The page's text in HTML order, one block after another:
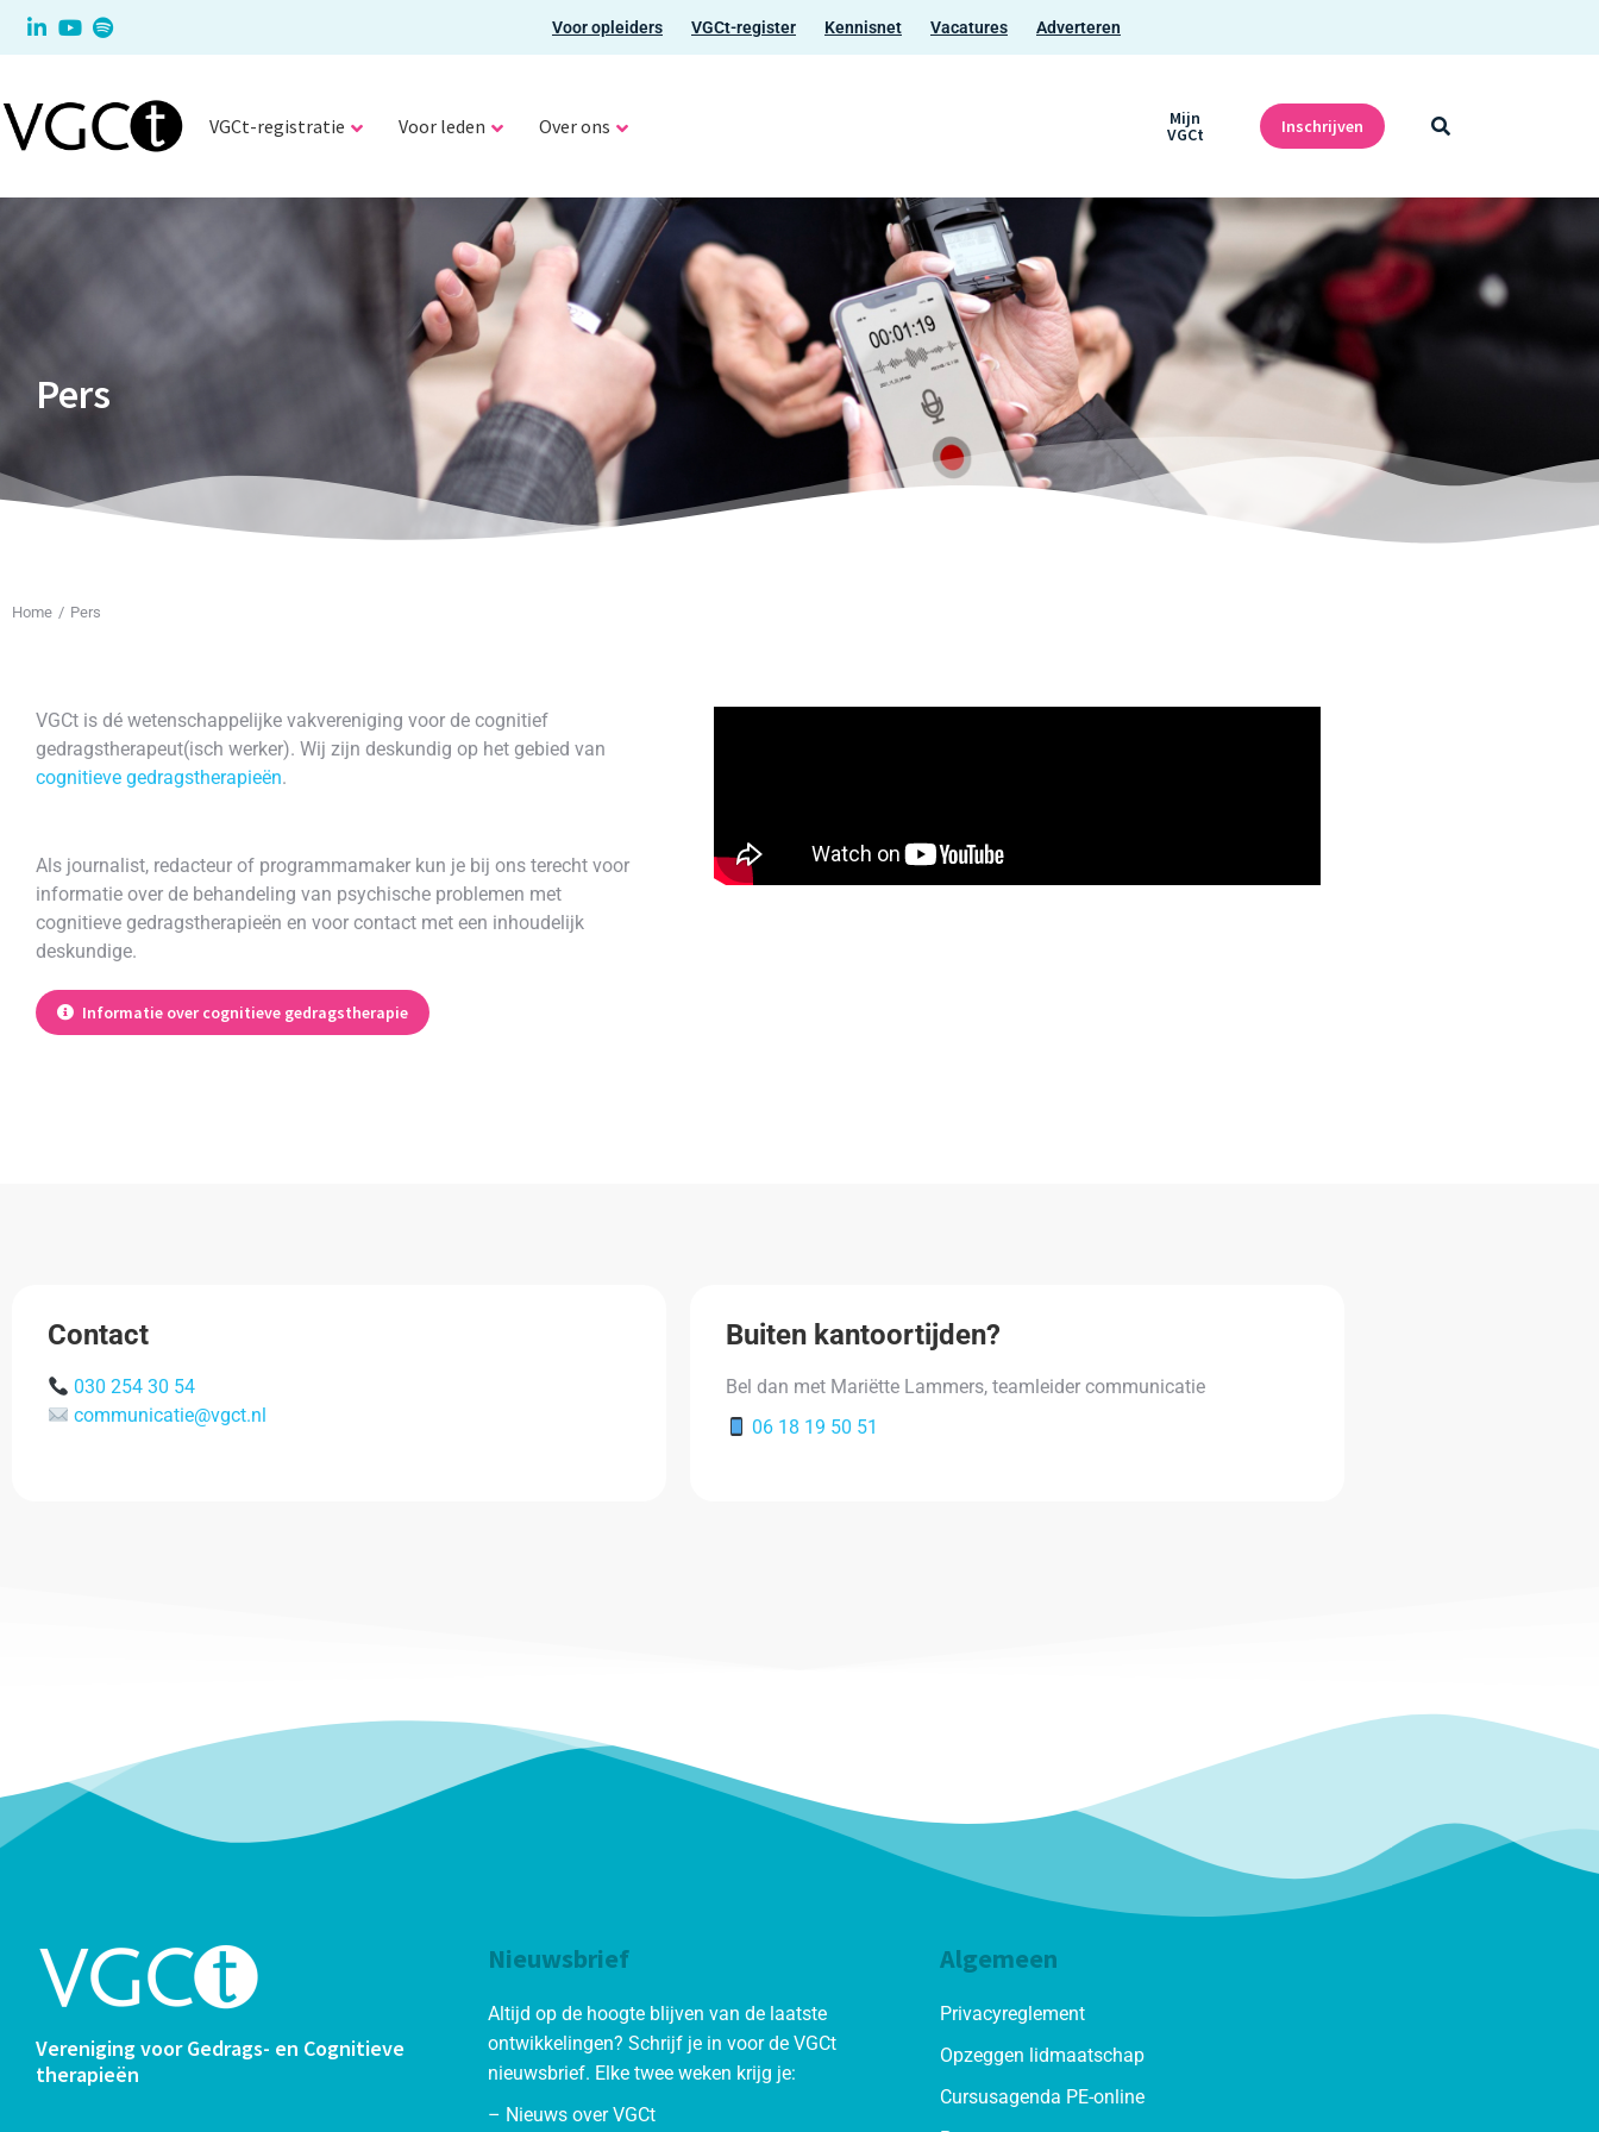
Voor opleiders VGCt-register Kennisnet Vacatures Adverteren
VGCt-registratie Voor leden Over ons Mijn
VGCt Inschrijven
Pers
Je bent hier:
Home Pers
VGCt is dé wetenschappelijke vakvereniging voor de cognitief
gedragstherapeut(isch werker). Wij zijn deskundig op het gebied van
cognitieve gedragstherapieën.
Als journalist, redacteur of programmamaker kun je bij ons terecht voor
informatie over de behandeling van psychische problemen met
cognitieve gedragstherapieën en voor contact met een inhoudelijk
deskundige.
Informatie over cognitieve gedragstherapie
Contact
030 254 30 54
communicatie@vgct.nl
Buiten kantoortijden?
Bel dan met Mariëtte Lammers, teamleider communicatie
06 18 19 50 51
Vereniging voor Gedrags- en Cognitieve
therapieën
Nieuwsbrief
Altijd op de hoogte blijven van de laatste
ontwikkelingen? Schrijf je in voor de VGCt
nieuwsbrief. Elke twee weken krijg je:
– Nieuws over VGCt
Algemeen
Privacyreglement
Opzeggen lidmaatschap
Cursusagenda PE-online